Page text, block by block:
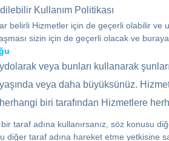
Kullanım Politikası
belirli Hizmetler için de geçerli olabilir ve
sizin için de geçerli olacak ve
veya bunları kullanarak
veya daha büyüksünüz.
herhangi biri tarafından Hizmetlere
taraf adına kullanırsanız, söz konusu
diğer taraf adına hareket etme yetkisine